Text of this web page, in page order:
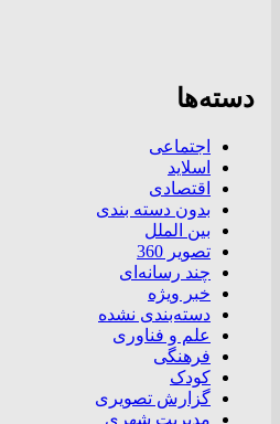
دسته‌ها
اجتماعی
اسلاید
اقتصادی
بدون دسته بندی
بین الملل
تصویر 360
چند رسانه‌ای
خبر ویژه
دسته‌بندی نشده
علم و فناوری
فرهنگی
کودک
گزارش تصویری
مدیریت شهری